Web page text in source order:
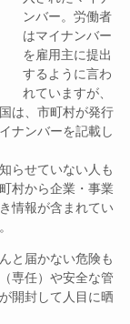
ンバー。労働者
はマイナンバー
を雇用主に提出
するように言わ
れていますが、
は、市町村が発行
ナンバーを記載し
らせていない人も
村から企業・事業
情報が含まれてい
と届かない危険も
専任）や安全な管
開封して人目に晒